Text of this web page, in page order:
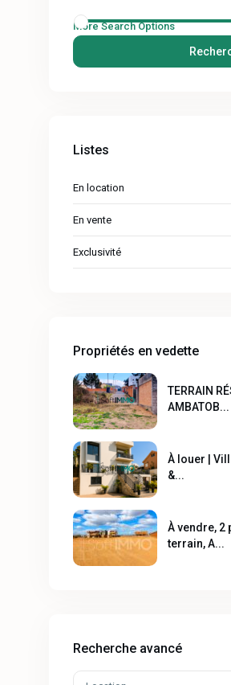
More Search Options
Listes
En location
En vente
Exclusivité
Propriétés en vedette
TERRAIN
AMBATOB...
À louer |
&...
À vendre, 2
terrain, A...
Recherche avancé